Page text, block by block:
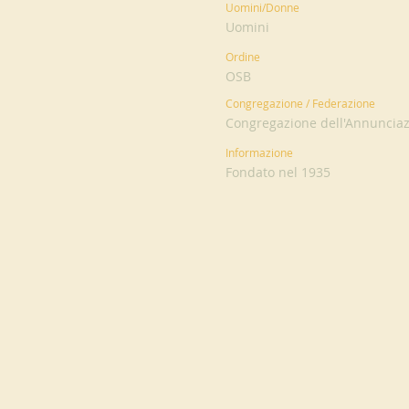
Uomini/Donne
Uomini
Ordine
OSB
Congregazione / Federazione
Congregazione
Informazione
Fondato nel 1935